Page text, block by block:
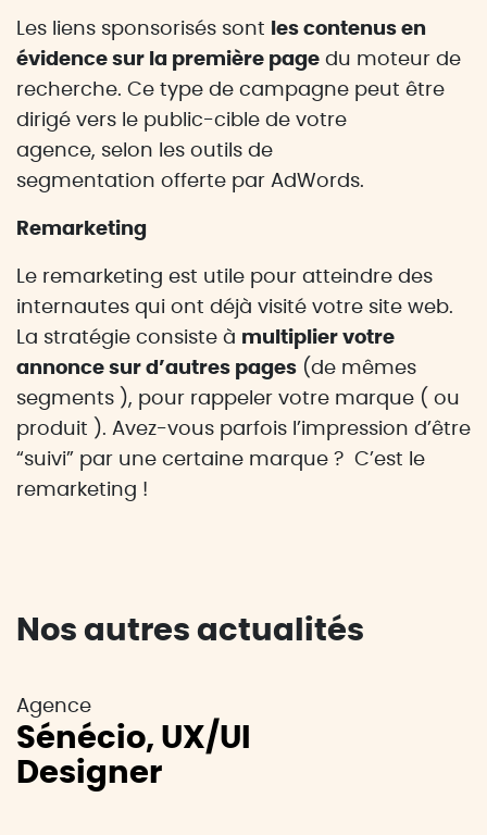
Les liens sponsorisés sont
les contenus en
évidence sur la première page du moteur de
recherche. Ce type de campagne peut être
dirigé vers le public-cible de votre
agence, selon les outils de
segmentation offerte par AdWords.
Remarketing
Le remarketing est utile pour atteindre des
internautes qui ont déjà visité votre site web.
La stratégie consiste à multiplier votre
annonce sur d’autres pages (de mêmes
segments ), pour rappeler votre marque ( ou
produit ). Avez-vous parfois l’impression d’être
“suivi” par une certaine marque ? C’est le
remarketing !
Nos autres actualités
Agence
Sénécio, UX/UI
Designer